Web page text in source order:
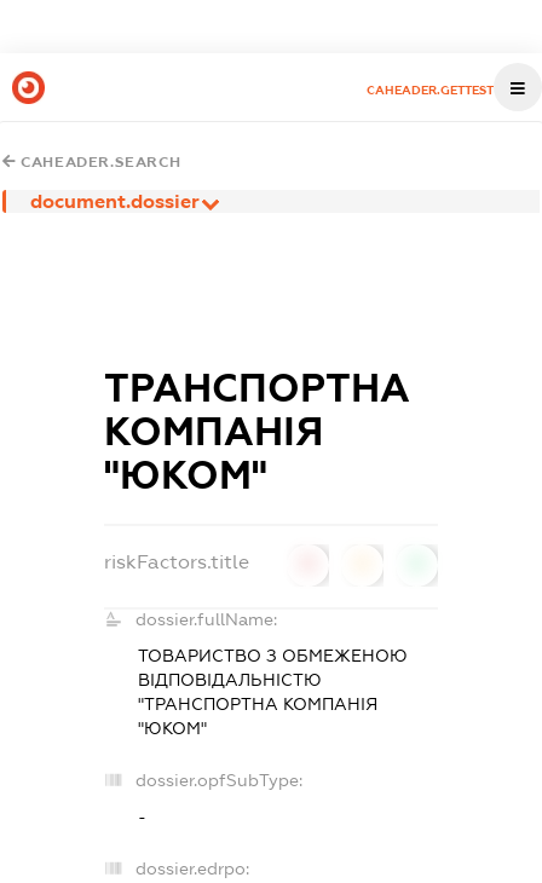
CAHEADER.GETTEST
CAHEADER.SEARCH
document.dossier
ТРАНСПОРТНА
КОМПАНІЯ
"ЮКОМ"
riskFactors.title
dossier.fullName:
ТОВАРИСТВО З ОБМЕЖЕНОЮ
ВІДПОВІДАЛЬНІСТЮ
"ТРАНСПОРТНА КОМПАНІЯ
"ЮКОМ"
dossier.opfSubType:
-
dossier.edrpo: